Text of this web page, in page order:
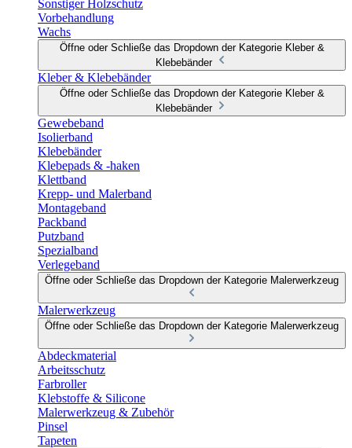
Sonstiger Holzschutz
Vorbehandlung
Wachs
Öffne oder Schließe das Dropdown der Kategorie Kleber &
Klebebänder
Kleber & Klebebänder
Öffne oder Schließe das Dropdown der Kategorie Kleber &
Klebebänder
Gewebeband
Isolierband
Klebebänder
Klebepads & -haken
Klettband
Krepp- und Malerband
Montageband
Packband
Putzband
Spezialband
Verlegeband
Öffne oder Schließe das Dropdown der Kategorie Malerwerkzeug
Malerwerkzeug
Öffne oder Schließe das Dropdown der Kategorie Malerwerkzeug
Abdeckmaterial
Arbeitsschutz
Farbroller
Klebstoffe & Silicone
Malerwerkzeug & Zubehör
Pinsel
Tapeten